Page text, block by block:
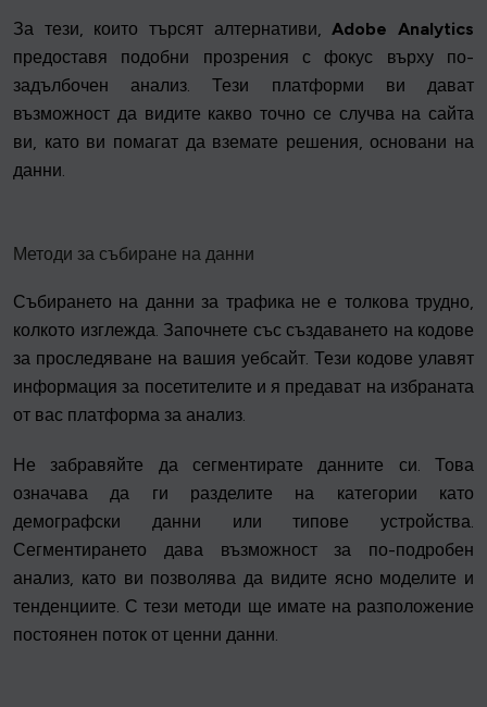
За тези, които търсят алтернативи,Adobe Analytics
предоставя подобни прозрения с фокус върху по-
задълбочен анализ. Тези платформи ви дават
възможност да видите какво точно се случва на сайта
ви, като ви помагат да вземате решения, основани на
данни.
Методи за събиране на данни
Събирането на данни за трафика не е толкова трудно,
колкото изглежда. Започнете със създаването на кодове
за проследяване на вашия уебсайт. Тези кодове улавят
информация за посетителите и я предават на избраната
от вас платформа за анализ.
Не забравяйте да сегментирате данните си. Това
означава да ги разделите на категории като
демографски данни или типове устройства.
Сегментирането дава възможност за по-подробен
анализ, като ви позволява да видите ясно моделите и
тенденциите. С тези методи ще имате на разположение
постоянен поток от ценни данни.